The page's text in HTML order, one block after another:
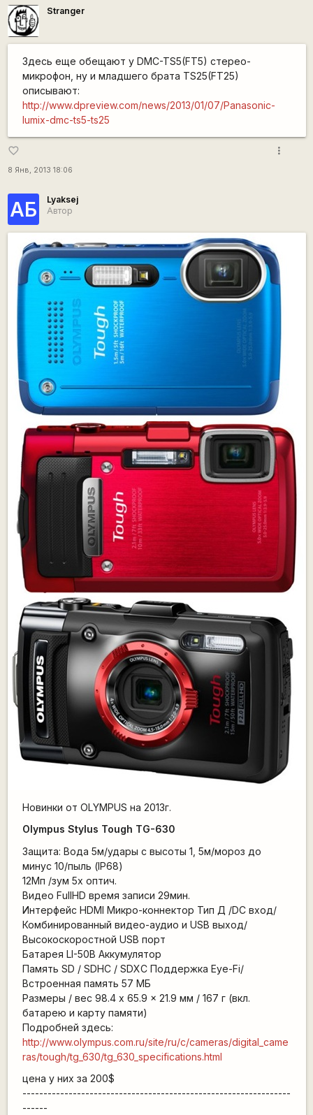
Stranger
Здесь еще обещают у DMC-TS5(FT5) стерео-
микрофон, ну и младшего брата TS25(FT25)
описывают:
http://www.dpreview.com/news/2013/01/07/Panasonic-
lumix-dmc-ts5-ts25
favorite_border
8 Янв, 2013 18:06
more_vert
АБ
Lyaksej
Автор
Новинки от OLYMPUS на 2013г.
Olympus Stylus Tough TG-630
Защита: Вода 5м/удары с высоты 1, 5м/мороз до
минус 10/пыль (IP68)
12Мп /зум 5x оптич.
Видео FullHD время записи 29мин.
Интерфейс HDMI Микро-коннектор Тип Д /DC вход/
Комбинированный видео-аудио и USB выход/
Высокоскоростной USB порт
Батарея LI-50B Аккумулятор
Память SD / SDHC / SDXC Поддержка Eye-Fi/
Встроенная память 57 МБ
Размеры / вес 98.4 x 65.9 x 21.9 мм / 167 г (вкл.
батарею и карту памяти)
Подробней здесь:
http://www.olympus.com.ru/site/ru/c/cameras/digital_came
ras/tough/tg_630/tg_630_specifications.html
цена у них за 200$
----------------------------------------------------------------
------